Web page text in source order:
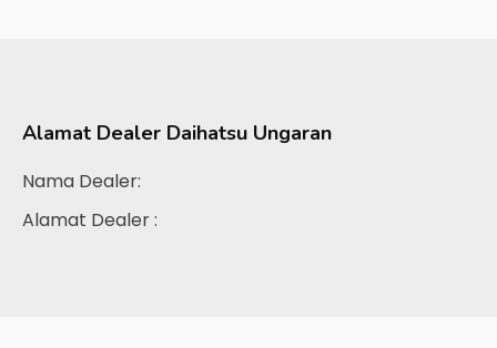
Alamat Dealer Daihatsu Ungaran
Nama Dealer:
Alamat Dealer :